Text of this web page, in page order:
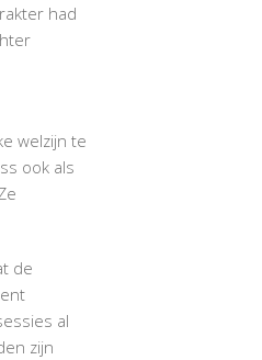
had
welzijn te
ook als
de
al
zijn